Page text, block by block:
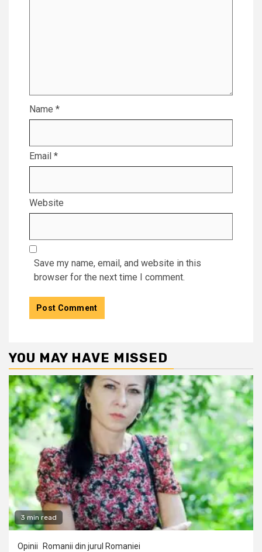
Name *
Email *
Website
Save my name, email, and website in this
browser for the next time I comment.
YOU MAY HAVE MISSED
3 min read
Opinii Romanii din jurul Romaniei